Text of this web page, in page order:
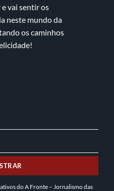
e vai sentir os
neste mundo da
os caminhos
do A Fronte – Jornalismo das